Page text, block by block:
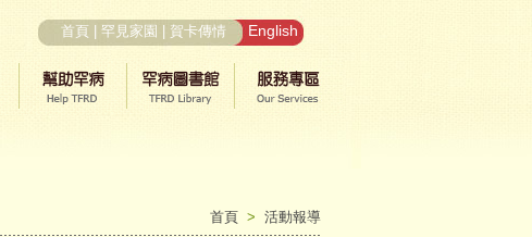
首頁 罕見家園 賀卡傳情 English
首頁 > 活動報導